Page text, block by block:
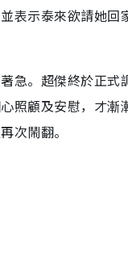
表示泰來欲請她回
急。超傑終於正式
照顧及安慰，才漸
次鬧翻。